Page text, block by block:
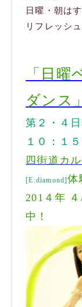
日曜・朝は
リフレッシ
「日曜
ダンス」
第２・４日
１０：１
四街道カ
[E:diamond]体
201４年
中！